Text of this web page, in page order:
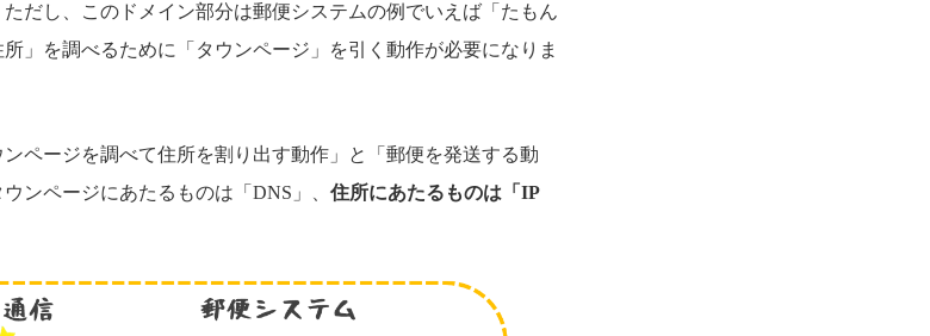
ただし、このドメイン部分は郵便システムの例でいえば「たもん
」を調べるために「タウンページ」を引く動作が必要になりま
ページを調べて住所を割り出す動作」と「郵便を発送する動
ンページにあたるものは「DNS」、 住所にあたるものは「IP